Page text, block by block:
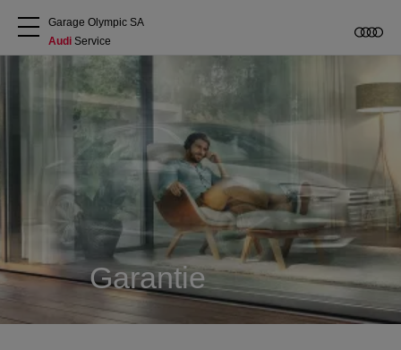
Acheter une Audi
Service
Accessoires Audi d'origine
Clients commerciaux
Garage Olympic SA
Audi Service
Garantie